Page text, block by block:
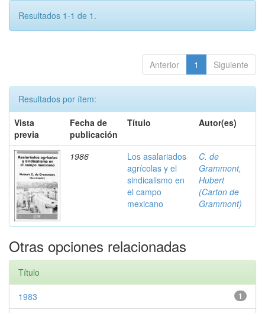
Resultados 1-1 de 1.
Anterior 1 Siguiente
Resultados por ítem:
Vista
previa
Fecha de
publicación
Título Autor(es)
1986
Los asalariados
agrícolas y el
sindicalismo en
el campo
mexicano
C. de
Grammont,
Hubert
(Carton de
Grammont)
Otras opciones relacionadas
Título
1
1983